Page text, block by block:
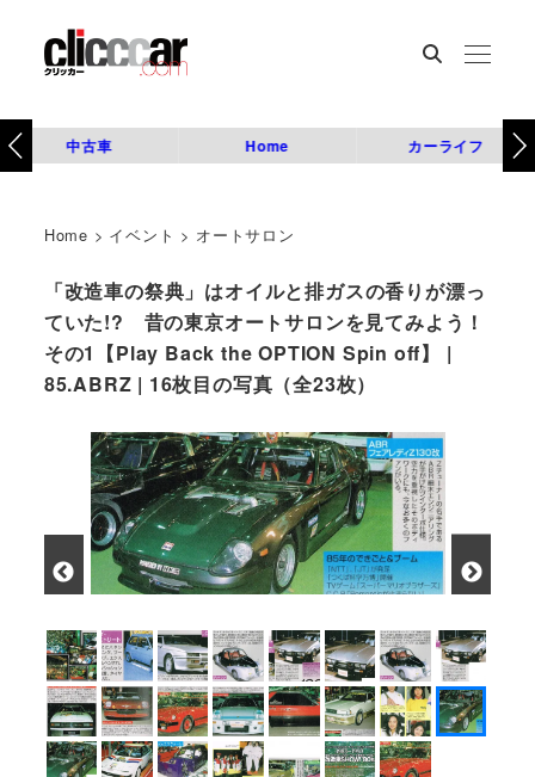
中古車 Home カーライフ
Home > イベント > オートサロン
「改造車の祭典」はオイルと排ガスの香りが漂っ
ていた!? 昔の東京オートサロンを見てみよう！
その1【Play Back the OPTION Spin off】 |
85.ABRZ | 16枚目の写真（全23枚）